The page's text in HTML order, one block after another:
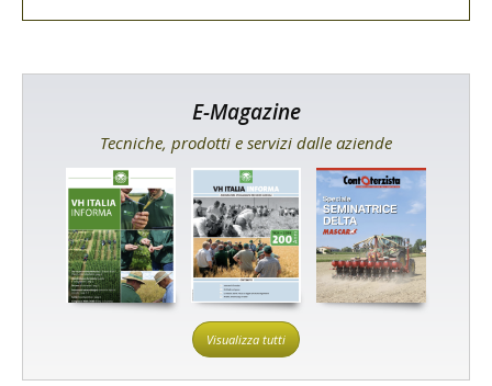
E-Magazine
Tecniche, prodotti e servizi dalle aziende
Visualizza tutti